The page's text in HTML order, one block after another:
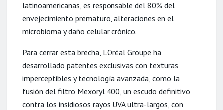
latinoamericanas, es responsable del 80% del
envejecimiento prematuro, alteraciones en el
microbioma y daño celular crónico.
Para cerrar esta brecha, L’Oréal Groupe ha
desarrollado patentes exclusivas con texturas
imperceptibles y tecnología avanzada, como la
fusión del filtro Mexoryl 400, un escudo definitivo
contra los insidiosos rayos UVA ultra-largos, con